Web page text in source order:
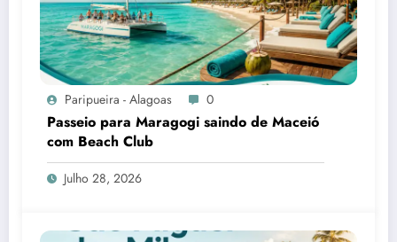
Paripueira - Alagoas 0
Passeio para Maragogi saindo de Maceió
com Beach Club
Julho 28, 2026